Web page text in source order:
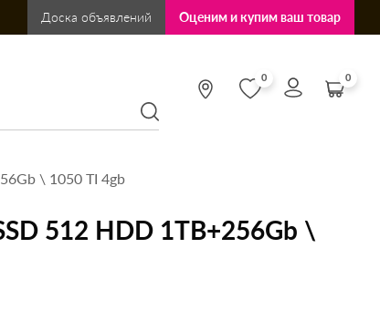
Доска объявлений Оценим и купим ваш товар
0 0
\ 1050 TI 4gb
512 HDD 1TB+256Gb \